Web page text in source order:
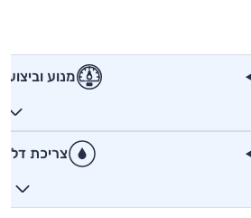
מנוע וביצועים
צריכת דלק